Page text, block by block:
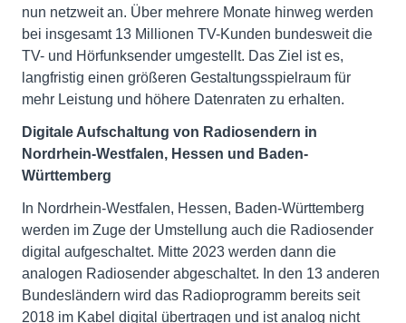
nun netzweit an. Über mehrere Monate hinweg werden
bei insgesamt 13 Millionen TV-Kunden bundesweit die
TV- und Hörfunksender umgestellt. Das Ziel ist es,
langfristig einen größeren Gestaltungsspielraum für
mehr Leistung und höhere Datenraten zu erhalten.
Digitale Aufschaltung von Radiosendern in
Nordrhein-Westfalen, Hessen und Baden-
Württemberg
In Nordrhein-Westfalen, Hessen, Baden-Württemberg
werden im Zuge der Umstellung auch die Radiosender
digital aufgeschaltet. Mitte 2023 werden dann die
analogen Radiosender abgeschaltet. In den 13 anderen
Bundesländern wird das Radioprogramm bereits seit
2018 im Kabel digital übertragen und ist analog nicht